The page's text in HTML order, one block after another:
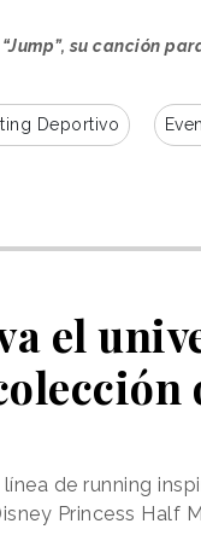
con el
Steve Vai y el
y un explosivo
y una
con dirección
Incluye la
y aete digital, y
vallas
su canción
Deportivo
el
de running
Princess